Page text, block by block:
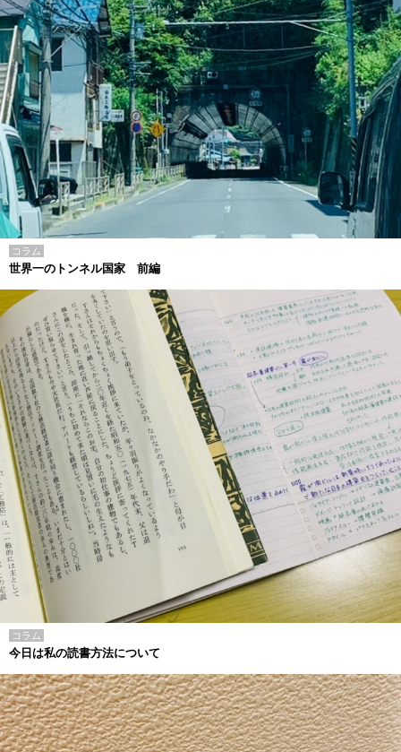
コラム
世界一のトンネル国家 前編
コラム
今日は私の読書方法について